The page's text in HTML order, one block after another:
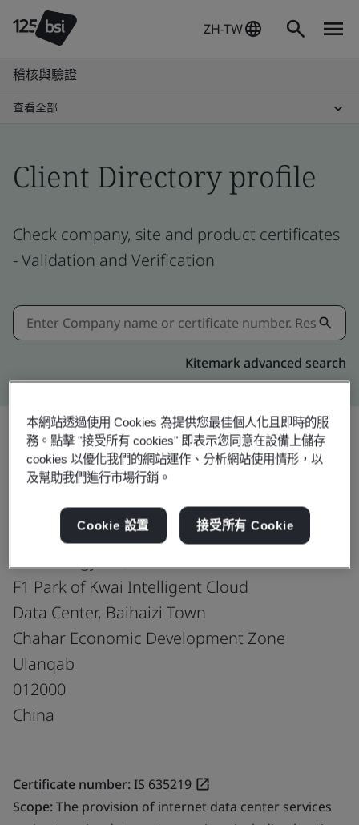
ZH-TW
稽核與驗證
查看全部
Client Directory profile
Check company, site and product certificates
- Validation and Verification
Kitemark advanced search
分享: 升級
WLCB Century Cloud Data
F1 Park of Kwai Intelligent Cloud
Data Center, Baihaizi Town
Chahar Economic Development Zone
Ulanqab
012000
China
Certificate number:IS 635219
Scope:The provision of internet data center services
本網站透過使用 Cookies 為提供您最佳個人化且即時的服
務。點擊 "接受所有 cookies" 即表示您同意在設備上儲存
cookies 以優化我們的網站運作、分析網站使用情形，以
及幫助我們進行市場行銷。
Cookie 設置 接受所有 Cookie